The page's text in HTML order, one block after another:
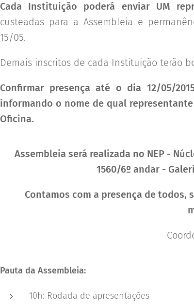
Cada Instituição poderá enviar UM
custeadas para a Assembleia e
15/05.
Demais inscritos de cada Instituição terão
Confirmar presença até o dia 12/05/
informando o nome de qual
Oficina.
Assembleia será realizada no NEP -
1560/6º andar -
Contamos com a presença de
Pauta da Assembleia:
10h: Rodada de apresentações